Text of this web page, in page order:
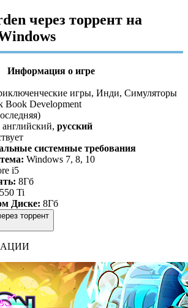
через торрент на
Информация о игре
игры, Инди, Симуляторы
Book Development
английский, русский
системные требования
Windows 7, 8, 10
i5
8Гб
Ti
Диске: 8Гб
торрент